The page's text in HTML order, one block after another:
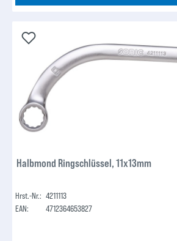
Halbmond Ringschlüssel, 11x13mm
Hrst.-Nr.: 4211113
EAN:
4712364653827